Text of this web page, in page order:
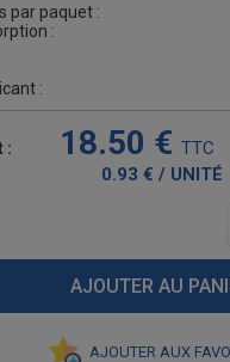
par paquet :
:
:
: 18.50 € TTC
0.93 € / UNITÉ
AJOUTER AU
AJOUTER AUX